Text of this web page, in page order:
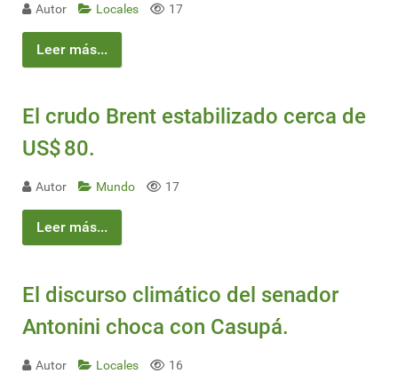
Autor Locales 17
Leer más...
El crudo Brent estabilizado cerca de
US$ 80.
Autor Mundo 17
Leer más...
El discurso climático del senador
Antonini choca con Casupá.
Autor Locales 16